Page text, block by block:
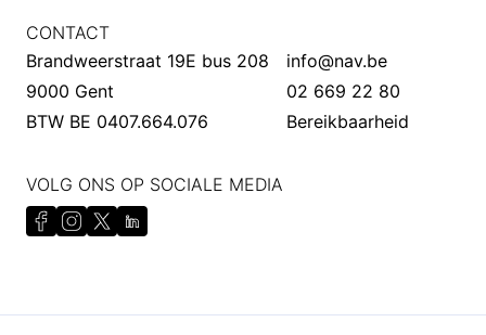
CONTACT
Brandweerstraat 19E bus 208
9000 Gent
BTW BE 0407.664.076
info@nav.be
02 669 22 80
Bereikbaarheid
VOLG ONS OP SOCIALE MEDIA